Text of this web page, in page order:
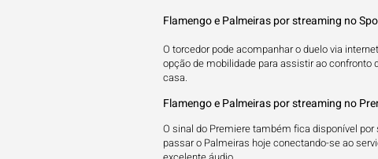
Flamengo e Palmeiras por streaming no
O torcedor pode acompanhar o duelo via
opção de mobilidade para assistir ao
casa.
Flamengo e Palmeiras por streaming no
O sinal do Premiere também fica disponível
passar o Palmeiras hoje conectando-se ao